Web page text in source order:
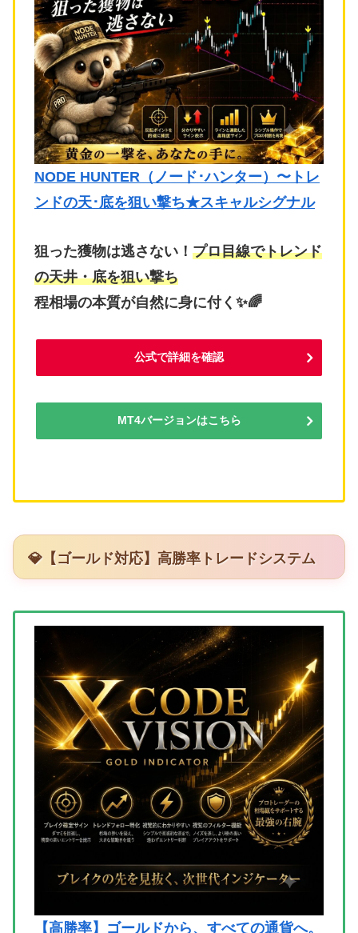
NODE HUNTER（ノード･ハンター）〜トレ
ンドの天･底を狙い撃ち★スキャルシグナル
狙った獲物は逃さない！ プロ目線でトレンド
の天井・底を狙い撃ち
程相場の本質が自然に身に付く✨🌈
公式で詳細を確認
MT4バージョンはこちら
💎【ゴールド対応】高勝率トレードシステム
【高勝率】ゴールドから、すべての通貨へ。